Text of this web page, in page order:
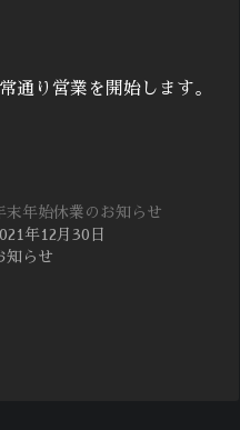
通り営業を開始します。
末年始休業のお知らせ
年12月30日
知らせ